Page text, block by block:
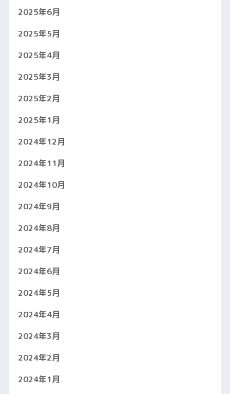
2025年6月
2025年5月
2025年4月
2025年3月
2025年2月
2025年1月
2024年12月
2024年11月
2024年10月
2024年9月
2024年8月
2024年7月
2024年6月
2024年5月
2024年4月
2024年3月
2024年2月
2024年1月